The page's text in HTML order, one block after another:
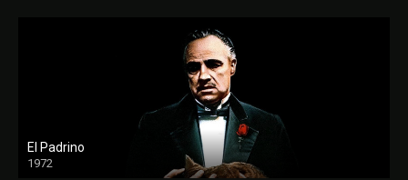
El Padrino
1972
FULL HD